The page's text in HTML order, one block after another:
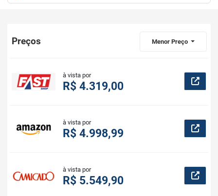
Preços Menor Preço
à vista por
R$ 4.319,00
à vista por
R$ 4.998,99
à vista por
R$ 5.549,90